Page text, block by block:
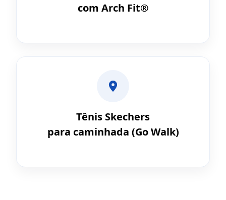
com Arch Fit®
Tênis Skechers
para caminhada (Go Walk)